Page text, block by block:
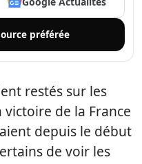
préférée
restés sur les
victoire de la France
depuis le début
de voir les